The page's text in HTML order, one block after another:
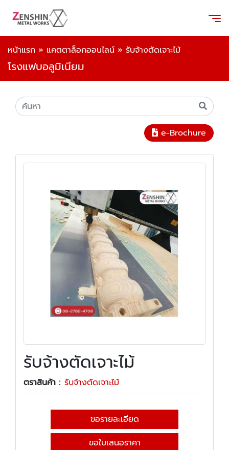
หน้าแรก » แคตตาล็อกออนไลน์ » รับจ้างตัดเจาะไม้
โรงแฟบอลูมิเนียม
e-Brochure
รับจ้างตัดเจาะไม้
ตราสินค้า : รับจ้างตัดเจาะไม้
ขอรายละเอียด
ขอใบเสนอราคา